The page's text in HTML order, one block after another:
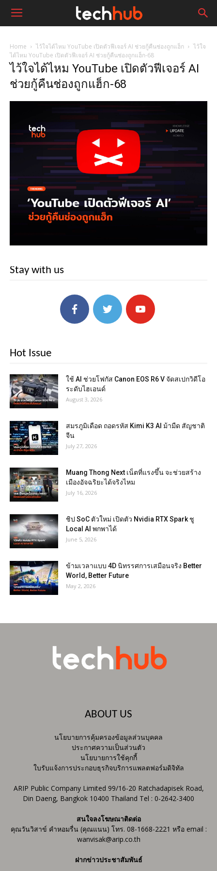
Home ไว้ใจได้ไหม YouTube เปิดตัวฟีเจอร์ AI ช่วยกู้คืนช่องถูกแฮ็ก
ไว้ใจ
ได้ไหม YouTube เปิดตัวฟีเจอร์ AI ช่วยกู้คืนช่องถูกแฮ็ก-68
ไว้ใจได้ไหม YouTube เปิดตัวฟีเจอร์ AI
ช่วยกู้คืนช่องถูกแฮ็ก-68
Stay with us
Hot Issue
ใช้ AI ช่วยโฟกัส Canon EOS R6 V จัดสเปกวิดีโอ
ระดับไฮเอนด์
August 3, 2026
สมรภูมิเดือด ถอดรหัส Kimi K3 AI ม้ามืด สัญชาติ
จีน
July 27, 2026
Muang Thong Next เน็ตที่แรงขึ้น จะช่วยสร้าง
เมืองอัจฉริยะได้จริงไหม
July 16, 2026
ชิป SoC ตัวใหม่ เปิดตัว Nvidia RTX Spark ชู
Local AI พกพาได้
June 5, 2026
ข้ามเวลาแบบ 4D นิทรรศการเสมือนจริง Better
World, Better Future
May 2, 2026
ABOUT US
นโยบายการคุ้มครองข้อมูลส่วนบุคคล
ประกาศความเป็นส่วนตัว
นโยบายการใช้คุกกี้
ใบรับแจ้งการประกอบธุรกิจบริการแพลตฟอร์มดิจิทัล
ARIP Public Company Limited 99/16-20 Ratchadapisek Road,
Din Daeng, Bangkok 10400 Thailand Tel : 0-2642-3400
สนใจลงโฆษณาติดต่อ
คุณวันวิสาข์ คำหอมรื่น (คุณแนน) โทร. 08-1668-2221 หรือ email :
wanvisak@arip.co.th
ฝากข่าวประชาสัมพันธ์